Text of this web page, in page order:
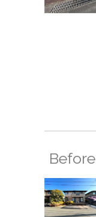
Before